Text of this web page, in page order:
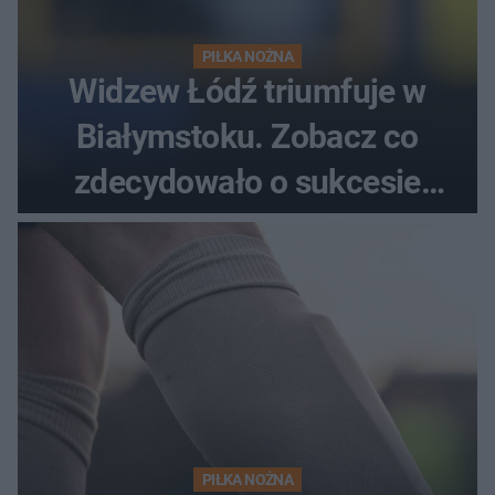
PIŁKA NOŻNA
Widzew Łódź triumfuje w
Białymstoku. Zobacz co
zdecydowało o sukcesie
gości
PIŁKA NOŻNA